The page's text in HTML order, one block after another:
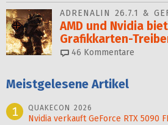
ADRENALIN 26.7.1 &
AMD und Nvidia
Grafikkarten-
46 Kommentare
Meistgelesene Artikel
1
QUAKECON 2026
Nvidia verkauft GeForce RTX 5090